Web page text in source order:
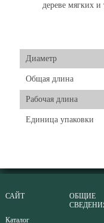
дереве мягких
Диаметр
Общая длина
Рабочая длина
Единица упаковки
САЙТ
Каталог
ОБЩИЕ